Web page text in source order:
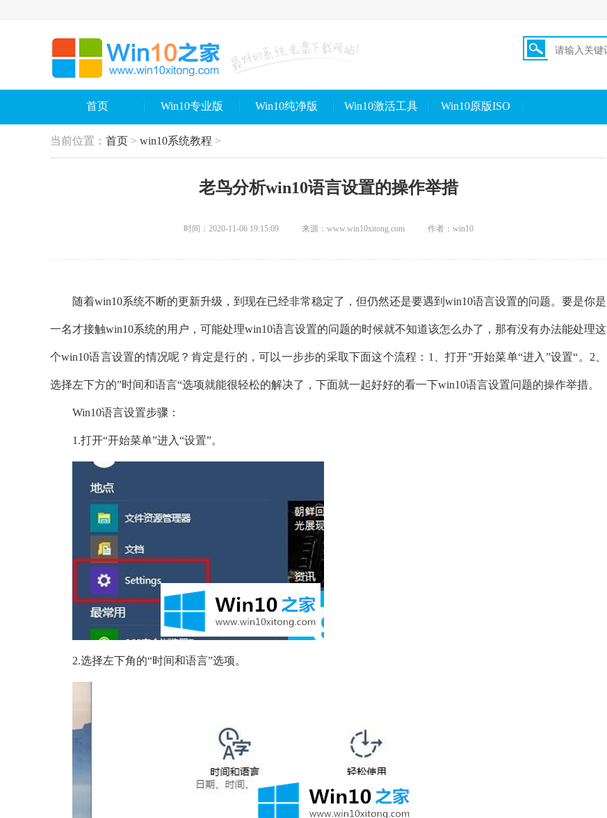
首页 Win10专业版 Win10纯净版 Win10激活工具 Win10原版ISO
当前位置： 首页 > win10系统教程 >
老鸟分析win10语言设置的操作举措
时间：2020-11-06 19:15:09 来源：www.win10xitong.com 作者：win10
随着win10系统不断的更新升级，到现在已经非常稳定了，但仍然还是要遇到win10语言设置的问题。要是你是
一名才接触win10系统的用户，可能处理win10语言设置的问题的时候就不知道该怎么办了，那有没有办法能处理这
个win10语言设置的情况呢？肯定是行的，可以一步步的采取下面这个流程：1、打开”开始菜单“进入”设置“。2、
选择左下方的”时间和语言“选项就能很轻松的解决了，下面就一起好好的看一下win10语言设置问题的操作举措。
Win10语言设置步骤：
1.打开“开始菜单”进入“设置”。
2.选择左下角的“时间和语言”选项。